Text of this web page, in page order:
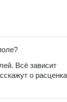
Всё зависит
о